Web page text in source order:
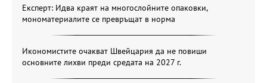
Експерт: Идва краят на многослойните опаковки,
мономатериалите се превръщат в норма
Икономистите очакват Швейцария да не повиши
основните лихви преди средата на 2027 г.